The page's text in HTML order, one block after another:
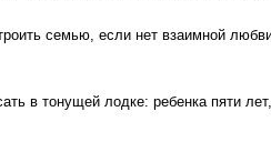
семью, если нет взаимной
в тонущей лодке: ребенка пяти